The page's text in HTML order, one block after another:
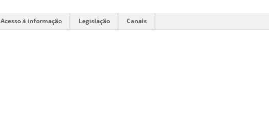
Acesso à informação Legislação Canais